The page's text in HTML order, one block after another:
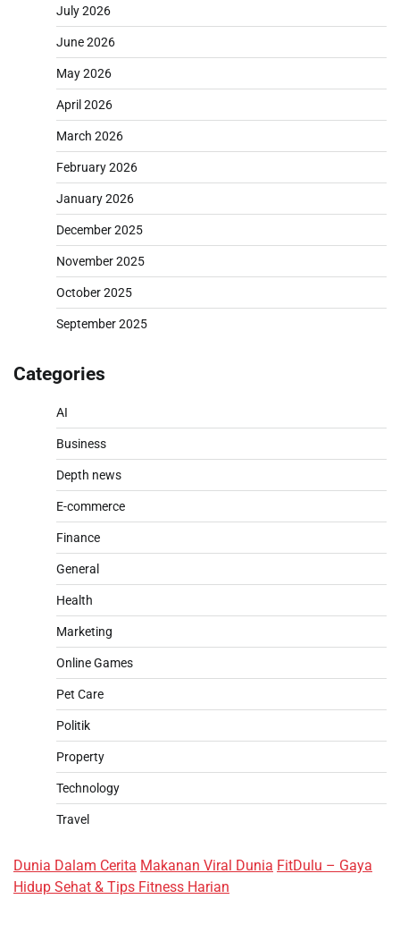
July 2026
June 2026
May 2026
April 2026
March 2026
February 2026
January 2026
December 2025
November 2025
October 2025
September 2025
Categories
AI
Business
Depth news
E-commerce
Finance
General
Health
Marketing
Online Games
Pet Care
Politik
Property
Technology
Travel
Dunia Dalam Cerita Makanan Viral Dunia FitDulu – Gaya
Hidup Sehat & Tips Fitness Harian